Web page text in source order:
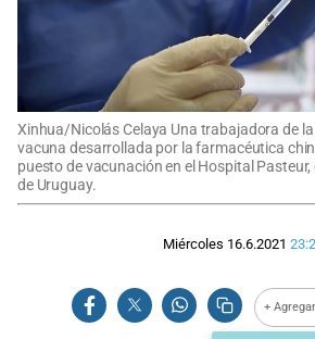
Xinhua/Nicolás Celaya Una trabajadora de
vacuna desarrollada por la farmacéutica
puesto de vacunación en el Hospital
de Uruguay.
Miércoles 16.6.2021
+